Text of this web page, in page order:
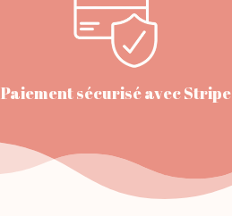
Paiement sécurisé avec Stripe